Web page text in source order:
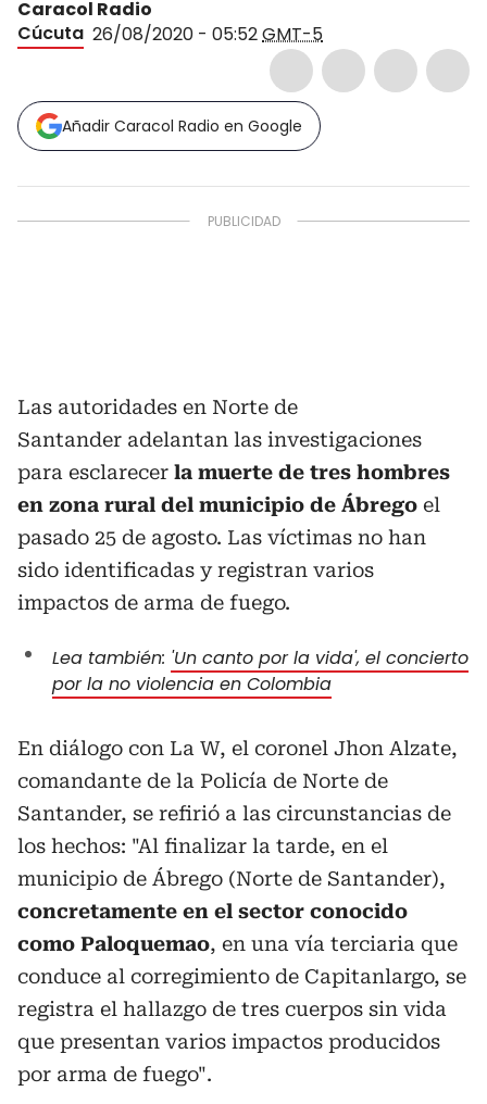
Caracol Radio
Cúcuta 26/08/2020 - 05:52GMT-5
Añadir Caracol Radio en Google
Las autoridades en Norte de
Santander adelantan las investigaciones
para esclarecer la muerte de tres hombres
en zona rural del municipio de Ábrego el
pasado 25 de agosto. Las víctimas no han
sido identificadas y registran varios
impactos de arma de fuego.
Lea también: 'Un canto por la vida', el concierto
por la no violencia en Colombia
En diálogo con La W, el coronel Jhon Alzate,
comandante de la Policía de Norte de
Santander, se refirió a las circunstancias de
los hechos: "Al finalizar la tarde, en el
municipio de Ábrego (Norte de Santander),
concretamente en el sector conocido
como Paloquemao, en una vía terciaria que
conduce al corregimiento de Capitanlargo, se
registra el hallazgo de tres cuerpos sin vida
que presentan varios impactos producidos
por arma de fuego".